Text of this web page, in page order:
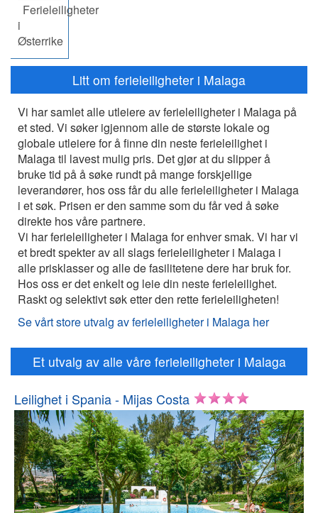
Ferieleiligheter
i
Østerrike
Litt om ferieleiligheter i Malaga
Vi har samlet alle utleiere av ferieleiligheter i Malaga på
et sted. Vi søker igjennom alle de største lokale og
globale utleiere for å finne din neste ferieleilighet i
Malaga til lavest mulig pris. Det gjør at du slipper å
bruke tid på å søke rundt på mange forskjellige
leverandører, hos oss får du alle ferieleiligheter i Malaga
i et søk. Prisen er den samme som du får ved å søke
direkte hos våre partnere.
Vi har ferieleiligheter i Malaga for enhver smak. Vi har vi
et bredt spekter av all slags ferieleiligheter i Malaga i
alle prisklasser og alle de fasilitetene dere har bruk for.
Hos oss er det enkelt og leie din neste ferieleilighet.
Raskt og selektivt søk etter den rette ferieleiligheten!
Se vårt store utvalg av ferieleiligheter i Malaga her
Et utvalg av alle våre ferieleiligheter i Malaga
Leilighet i Spania - Mijas Costa